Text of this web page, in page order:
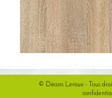
© Décors Leroux - Tous